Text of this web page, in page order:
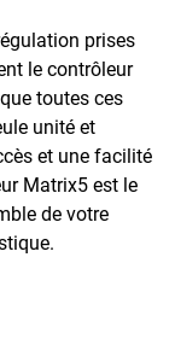
prises
le contrôleur
toutes ces
unité et
et une facilité
Matrix5 est le
de votre